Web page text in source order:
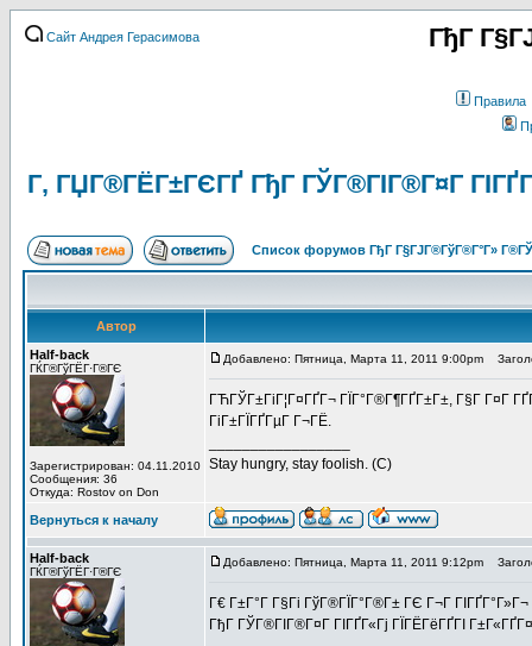
Сайт Андрея Герасимова ГђГ
Правила
Г‚ ГЏГ®ГЁГ±ГЄГҐ ГђГ ГЎГ®ГІГ®Г¤Г
Список форумов ГђГ Г§ГЈГ®ГўГ®Г°Г»
Автор
Half-back
ГЌГ®ГўГЁГ·Г®ГЄ
Зарегистрирован: 04.11.2010
Сообщения: 36
Откуда: Rostov on Don
Добавлено: Пятница, Марта 11, 2011 9:00pm
ГЋГЎГ±ГіГ¦Г¤ГҐГ¬ ГЇГ°Г®Г¶ГҐГ±Г±, Г§Г Г¤Г
ГіГ±ГЇГҐГµГ Г¬ГЁ.
Stay hungry, stay foolish. (C)
Вернуться к началу
Half-back
ГЌГ®ГўГЁГ·Г®ГЄ
Добавлено: Пятница, Марта 11, 2011 9:12pm
Г€ Г±Г°Г Г§Гі ГўГ®ГЇГ°Г®Г± ГЄ Г¬Г
ГђГ ГЎГ®ГІГ®Г¤Г ГІГҐГ«Гј ГЇГЁГёГҐГІ